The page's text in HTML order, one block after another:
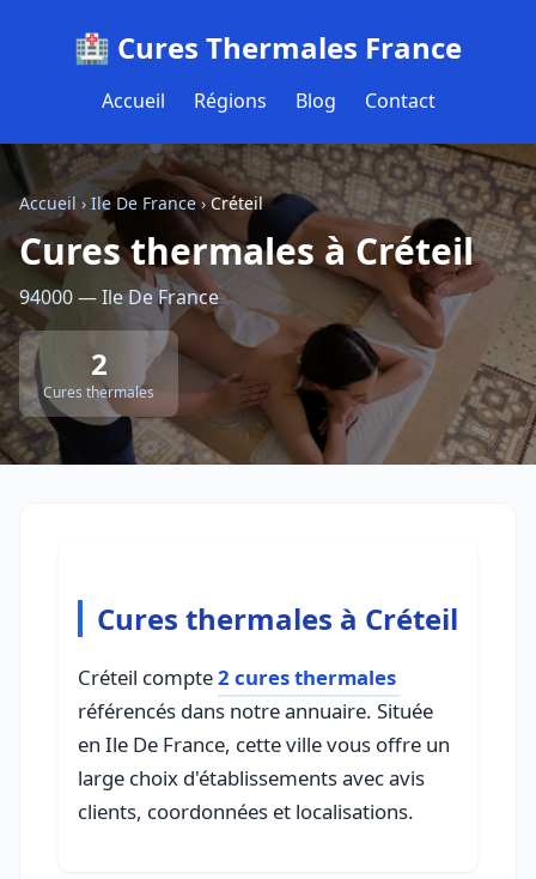
🏥 Cures Thermales France
Accueil Régions Blog Contact
Accueil› Ile De France›Créteil
Cures thermales à Créteil
94000 — Ile De France
2
Cures thermales
Cures thermales à Créteil
Créteil compte2 cures thermales
référencés dans notre annuaire. Située
en Ile De France, cette ville vous offre un
large choix d'établissements avec avis
clients, coordonnées et localisations.